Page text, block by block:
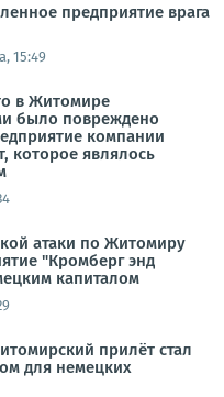
предприятие врага
15:49
в Житомире
было повреждено
компании
которое являлось
атаки по Житомиру
"Кромберг энд
капиталом
прилёт стал
для немецких